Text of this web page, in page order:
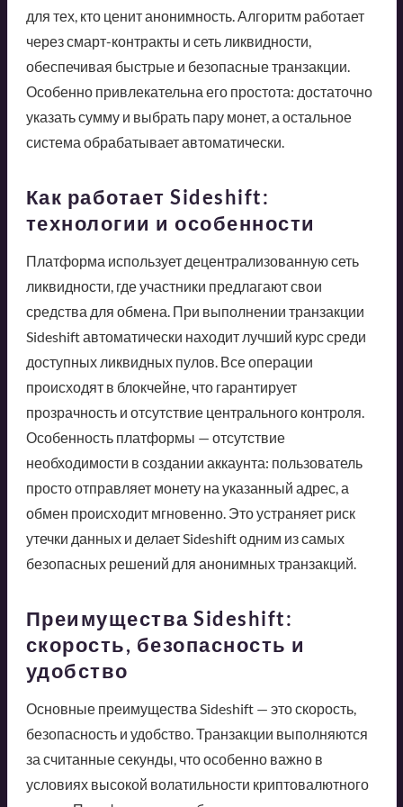
для тех, кто ценит анонимность. Алгоритм работает
через смарт-контракты и сеть ликвидности,
обеспечивая быстрые и безопасные транзакции.
Особенно привлекательна его простота: достаточно
указать сумму и выбрать пару монет, а остальное
система обрабатывает автоматически.
Как работает Sideshift:
технологии и особенности
Платформа использует децентрализованную сеть
ликвидности, где участники предлагают свои
средства для обмена. При выполнении транзакции
Sideshift автоматически находит лучший курс среди
доступных ликвидных пулов. Все операции
происходят в блокчейне, что гарантирует
прозрачность и отсутствие центрального контроля.
Особенность платформы — отсутствие
необходимости в создании аккаунта: пользователь
просто отправляет монету на указанный адрес, а
обмен происходит мгновенно. Это устраняет риск
утечки данных и делает Sideshift одним из самых
безопасных решений для анонимных транзакций.
Преимущества Sideshift:
скорость, безопасность и
удобство
Основные преимущества Sideshift — это скорость,
безопасность и удобство. Транзакции выполняются
за считанные секунды, что особенно важно в
условиях высокой волатильности криптовалютного